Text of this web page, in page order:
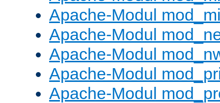
Apache-Modul
Apache-Modul
Apache-Modul
Apache-Modul
Apache-Modul